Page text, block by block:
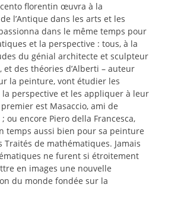
florentin œuvra à la
l’Antique dans les arts et les
dans le même temps pour
et la perspective : tous, à la
du génial architecte et sculpteur
et des théories d’Alberti – auteur
la peinture, vont étudier les
perspective et les appliquer à leur
est Masaccio, ami de
ou encore Piero della Francesca,
temps aussi bien pour sa peinture
Traités de mathématiques. Jamais
ne furent si étroitement
en images une nouvelle
du monde fondée sur la